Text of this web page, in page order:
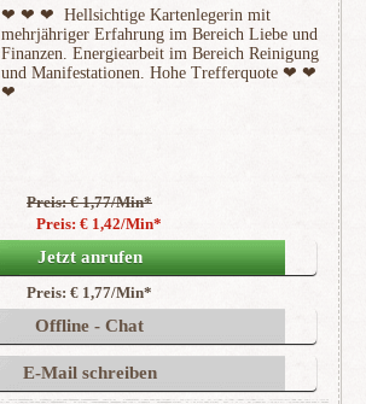
❤ ️❤ ️❤ ️ Hellsichtige Kartenlegerin mit
mehrjähriger Erfahrung im Bereich Liebe und
Finanzen. Energiearbeit im Bereich Reinigung
und Manifestationen. Hohe Trefferquote ❤ ️❤ ️
❤ ️
Preis: € 1,77/Min*
Preis: € 1,42/Min*
Jetzt anrufen
Preis: € 1,77/Min*
Offline - Chat
E-Mail schreiben